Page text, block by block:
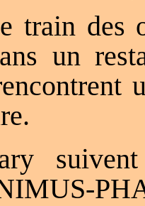
train des
un